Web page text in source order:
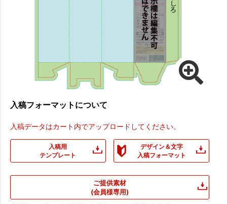
入稿フォーマットについて
入稿データはカート内でアップロードしてください。
入稿用
テンプレート
デザイン＆文字
入稿フォーマット
ご提供素材
(会員様専用)